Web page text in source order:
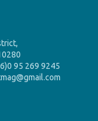
95 269 9245